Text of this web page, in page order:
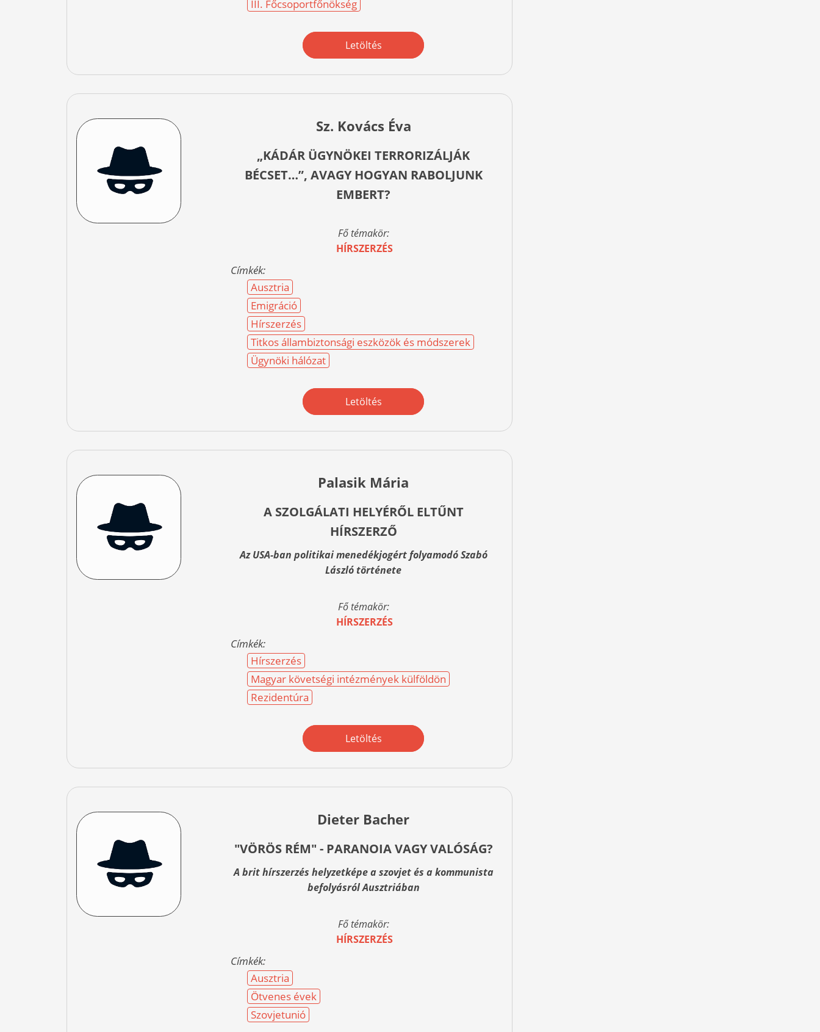
III. Főcsoportfőnökség
Letöltés
Sz. Kovács Éva
„KÁDÁR ÜGYNÖKEI TERRORIZÁLJÁK
BÉCSET…”, AVAGY HOGYAN RABOLJUNK
EMBERT?
Fő témakör:
HÍRSZERZÉS
Címkék:
Ausztria
Emigráció
Hírszerzés
Titkos állambiztonsági eszközök és módszerek
Ügynöki hálózat
Letöltés
Palasik Mária
A SZOLGÁLATI HELYÉRŐL ELTŰNT
HÍRSZERZŐ
Az USA-ban politikai menedékjogért folyamodó Szabó
László története
Fő témakör:
HÍRSZERZÉS
Címkék:
Hírszerzés
Magyar követségi intézmények külföldön
Rezidentúra
Letöltés
Dieter Bacher
"VÖRÖS RÉM" - PARANOIA VAGY VALÓSÁG?
A brit hírszerzés helyzetképe a szovjet és a kommunista
befolyásról Ausztriában
Fő témakör:
HÍRSZERZÉS
Címkék:
Ausztria
Ötvenes évek
Szovjetunió